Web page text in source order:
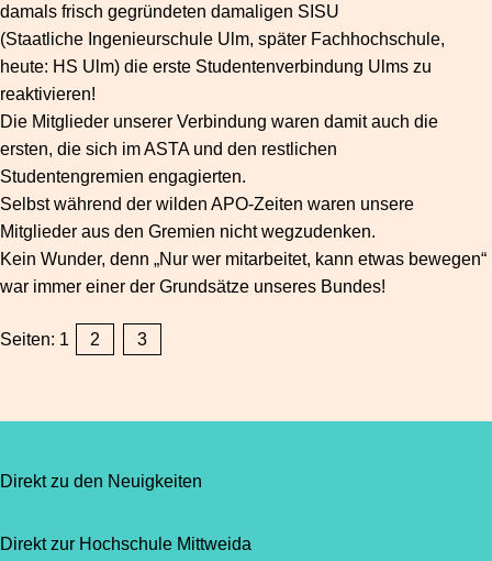
damals frisch gegründeten damaligen SISU
(Staatliche Ingenieurschule Ulm, später Fachhochschule,
heute: HS Ulm) die erste Studentenverbindung Ulms zu
reaktivieren!
Die Mitglieder unserer Verbindung waren damit auch die
ersten, die sich im ASTA und den restlichen
Studentengremien engagierten.
Selbst während der wilden APO-Zeiten waren unsere
Mitglieder aus den Gremien nicht wegzudenken.
Kein Wunder, denn „Nur wer mitarbeitet, kann etwas bewegen“
war immer einer der Grundsätze unseres Bundes!
Seiten: 1 2 3
Direkt zu den Neuigkeiten
Direkt zur Hochschule Mittweida